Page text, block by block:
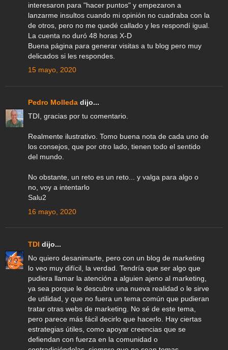
interesaron para "hacer puntos" y empezaron a
lanzarme insultos cuando mi opinión no cuadraba con la
de otros, pero no me quedé callado y les respondí igual.
La cuenta no duró 48 horas X-D
Buena página para generar visitas a tu blog pero muy
delicados si les respondes.
15 mayo, 2020
Pedro Molleda dijo...
TDI, gracias por tu comentario.
Realmente ilustrativo. Tomo buena nota de cada uno de
los consejos, que por otro lado, tienen todo el sentido
del mundo.
No obstante, un reto es un reto... y valga para algo o
no, voy a intentarlo
Salu2
16 mayo, 2020
TDI dijo...
No quiero desanimarte, pero con un blog de marketing
lo veo muy difícil, la verdad. Tendría que ser algo que
pudiera llamar la atención a alguien ajeno al marketing,
ya sea porque le descubre una nueva realidad o le sirve
de utilidad, y que no fuera un tema común que pudieran
tratar otras webs de marketing. No sé de este tema,
pero parece más fácil decirlo que hacerlo. Hay ciertas
estrategias útiles, como apoyar creencias que se
defiendan con fuerza en la comunidad o